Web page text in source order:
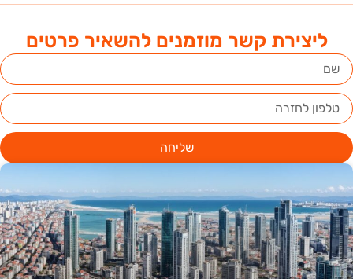
ליצירת קשר מוזמנים להשאיר פרטים
שליחה